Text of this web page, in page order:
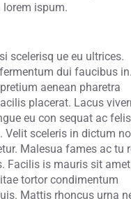
lorem ispum.
scelerisq ue eu ultrices.
dui faucibus
aenean pharetra
placerat. Lacus
eu con sequat ac felis
Velit sceleris in dictum
Malesua fames ac tu
Facilis is mauris sit amet
tortor condimentum
Mattis rhoncus urna